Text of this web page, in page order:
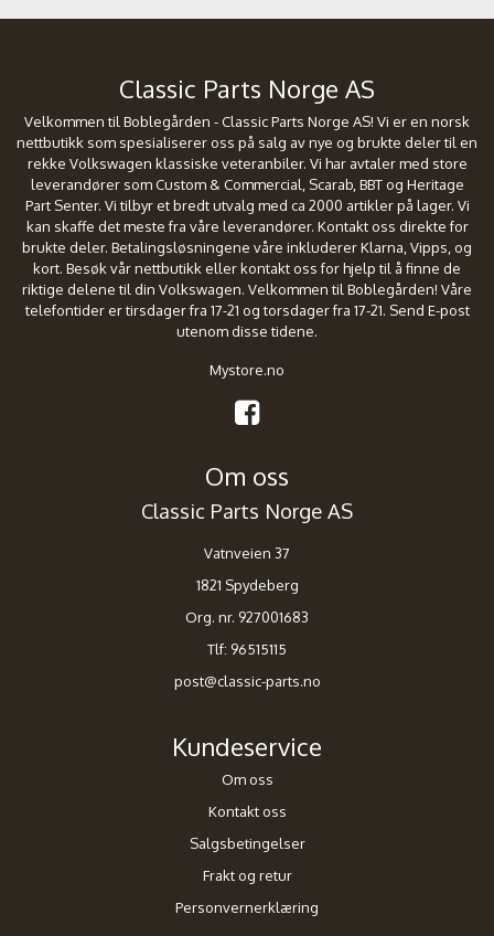
Classic Parts Norge AS
Velkommen til Boblegården - Classic Parts Norge AS! Vi er en norsk
nettbutikk som spesialiserer oss på salg av nye og brukte deler til en
rekke Volkswagen klassiske veteranbiler. Vi har avtaler med store
leverandører som Custom & Commercial, Scarab, BBT og Heritage
Part Senter. Vi tilbyr et bredt utvalg med ca 2000 artikler på lager. Vi
kan skaffe det meste fra våre leverandører. Kontakt oss direkte for
brukte deler. Betalingsløsningene våre inkluderer Klarna, Vipps, og
kort. Besøk vår nettbutikk eller kontakt oss for hjelp til å finne de
riktige delene til din Volkswagen. Velkommen til Boblegården! Våre
telefontider er tirsdager fra 17-21 og torsdager fra 17-21. Send E-post
utenom disse tidene.
Mystore.no
Om oss
Classic Parts Norge AS
Vatnveien 37
1821 Spydeberg
Org. nr. 927001683
Tlf: 96515115
post@classic-parts.no
Kundeservice
Om oss
Kontakt oss
Salgsbetingelser
Frakt og retur
Personvernerklæring